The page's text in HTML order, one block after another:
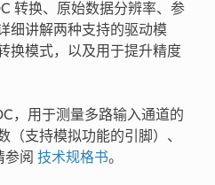
转换、原始数据分辨率、参
细讲解两种支持的驱动模
换模式，以及用于提升精度
，用于测量多路输入通道的
（支持模拟功能的引脚）、
参阅 技术规格书。